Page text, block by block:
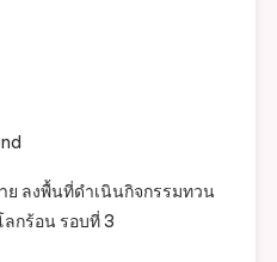
ย ลงพื้นที่ดำเนินกิจกรรมทวน
ลกร้อน รอบที่ 3